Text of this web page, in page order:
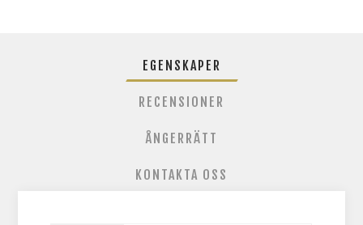
EGENSKAPER
RECENSIONER
ÅNGERRÄTT
KONTAKTA OSS